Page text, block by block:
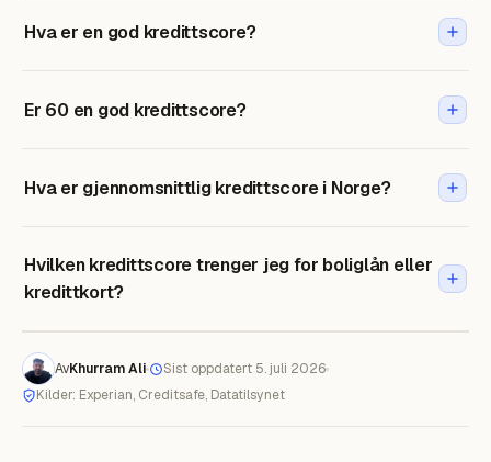
Hva er en god kredittscore?
Er 60 en god kredittscore?
Hva er gjennomsnittlig kredittscore i Norge?
Hvilken kredittscore trenger jeg for boliglån eller
kredittkort?
AvKhurram Ali
Sist oppdatert 5. juli 2026
Kilder: Experian, Creditsafe, Datatilsynet